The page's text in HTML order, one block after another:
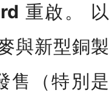
重啟。 以
與新型銅製
售（特別是